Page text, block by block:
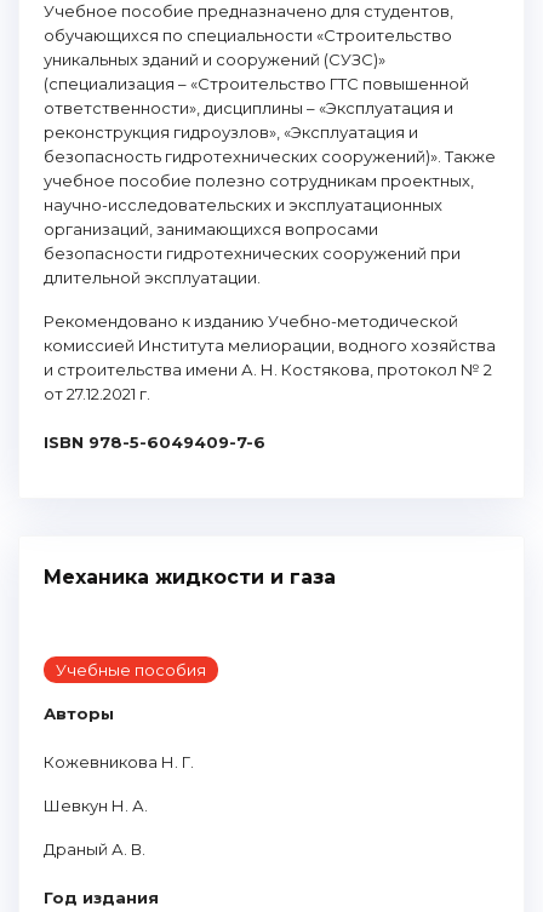
Учебное пособие предназначено для студентов,
обучающихся по специальности «Строительство
уникальных зданий и сооружений (СУЗС)»
(специализация – «Строительство ГТС повышенной
ответственности», дисциплины – «Эксплуатация и
реконструкция гидроузлов», «Эксплуатация и
безопасность гидротехнических сооружений)». Также
учебное пособие полезно сотрудникам проектных,
научно-исследовательских и эксплуатационных
организаций, занимающихся вопросами
безопасности гидротехнических сооружений при
длительной эксплуатации.
Рекомендовано к изданию Учебно-методической
комиссией Института мелиорации, водного хозяйства
и строительства имени А. Н. Костякова, протокол № 2
от 27.12.2021 г.
ISBN 978-5-6049409-7-6
Механика жидкости и газа
Учебные пособия
Авторы
Кожевникова Н. Г.
Шевкун Н. А.
Драный А. В.
Год издания